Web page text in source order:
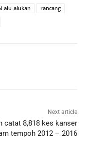
alu-alukan
rancang
Next article
catat 8,818 kes kanser
tempoh 2012 – 2016